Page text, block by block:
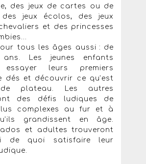
des jeux de cartes ou de
des jeux écolos, des jeux
et des princesses
tous les âges aussi : de
Les jeunes enfants
essayer leurs premiers
dés et découvrir ce qu’est
plateau. Les autres
des défis ludiques de
complexes au fur et à
grandissent en âge.
et adultes trouveront
de quoi satisfaire leur